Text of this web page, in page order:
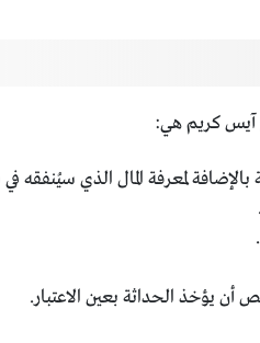
آيس كريم هي:
لمعرفة المال الذي سيُنفقه
يؤخذ الحداثة بعين الاعتبار.